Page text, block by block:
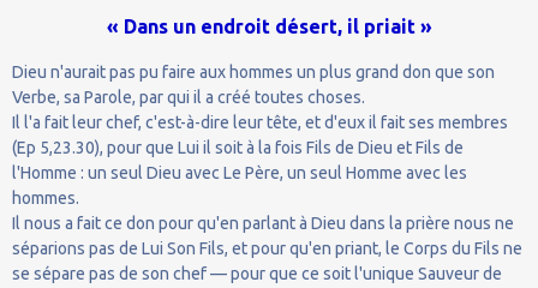
« Dans un endroit désert, il priait »
Dieu n'aurait pas pu faire aux hommes un plus grand don que son
Verbe, sa Parole, par qui il a créé toutes choses.
Il l'a fait leur chef, c'est-à-dire leur tête, et d'eux il fait ses membres
(Ep 5,23.30), pour que Lui il soit à la fois Fils de Dieu et Fils de
l'Homme : un seul Dieu avec Le Père, un seul Homme avec les
hommes.
Il nous a fait ce don pour qu'en parlant à Dieu dans la prière nous ne
séparions pas de Lui Son Fils, et pour qu'en priant, le Corps du Fils ne
se sépare pas de son chef — pour que ce soit l'unique Sauveur de